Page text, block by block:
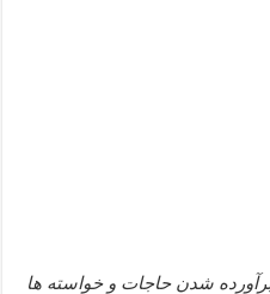
شدن حاجات و خواسته ها